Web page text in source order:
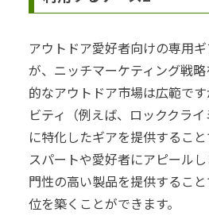
アウトドア愛好者向けの専用
が、ニッチマーケティング戦
的なアウトドア市場は広範で
ビティ（例えば、ロッククライ
に特化したギアを提供するこ
スパートや愛好者にアピール
門性の高い製品を提供するこ
位を築くことができます。